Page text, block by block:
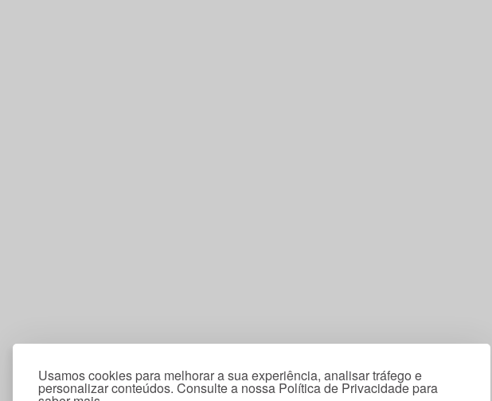
Usamos cookies para melhorar a sua experiência, analisar tráfego e
personalizar conteúdos. Consulte a nossa Política de Privacidade para